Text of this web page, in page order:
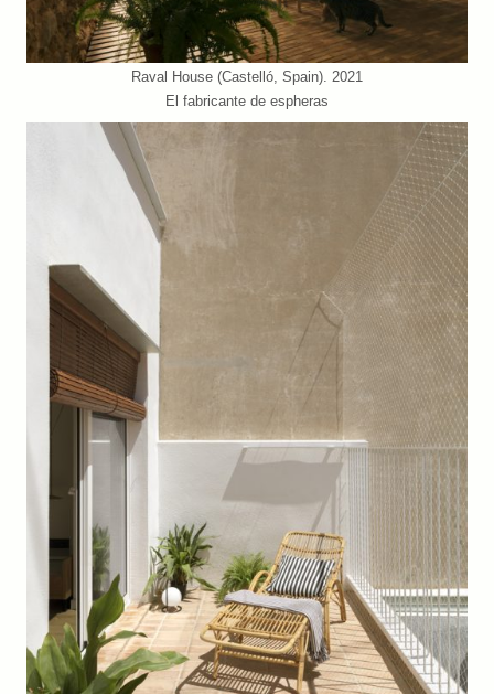
Raval House (Castelló, Spain). 2021
El fabricante de espheras